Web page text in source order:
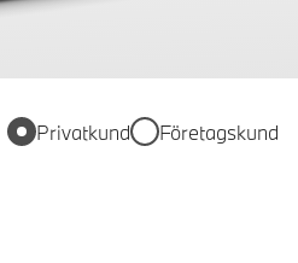
Privatkund Företagskund